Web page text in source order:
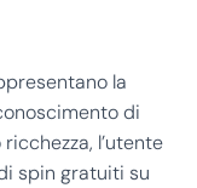
la
di
l’utente
spin gratuiti su